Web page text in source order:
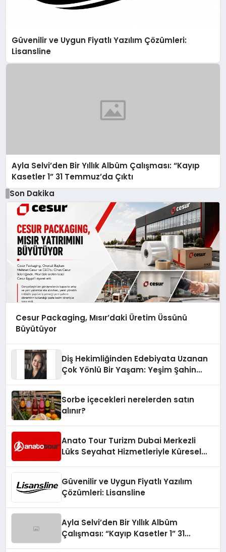
Güvenilir ve Uygun Fiyatlı Yazılım Çözümleri:
Lisansline
Ayla Selvi’den Bir Yıllık Albüm Çalışması: “Kayıp
Kasetler 1” 31 Temmuz’da Çıktı
Son Dakika
Cesur Packaging, Mısır’daki Üretim Üssünü
Büyütüyor
Diş Hekimliğinden Edebiyata Uzanan
Çok Yönlü Bir Yaşam: Yeşim Şahin
Sorbe içecekleri nerelerden satın
alınır?
Anato Tour Turizm Dubai Merkezli
Lüks Seyahat Hizmetleriyle Küresel
Güvenilir ve Uygun Fiyatlı Yazılım
Çözümleri: Lisansline
Ayla Selvi’den Bir Yıllık Albüm
Çalışması: “Kayıp Kasetler 1” 31